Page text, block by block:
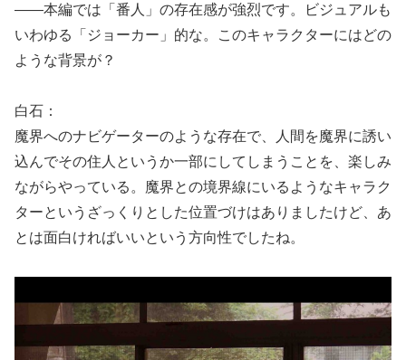
――本編では「番人」の存在感が強烈です。ビジュアルも
いわゆる「ジョーカー」的な。このキャラクターにはどの
ような背景が？
白石：
魔界へのナビゲーターのような存在で、人間を魔界に誘い
込んでその住人というか一部にしてしまうことを、楽しみ
ながらやっている。魔界との境界線にいるようなキャラク
ターというざっくりとした位置づけはありましたけど、あ
とは面白ければいいという方向性でしたね。